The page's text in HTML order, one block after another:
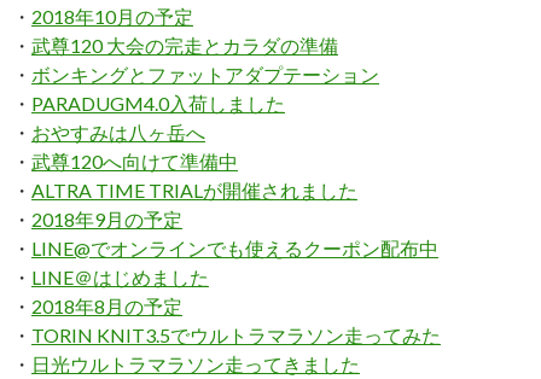
・ 2018年10月の予定
・ 武尊120 大会の完走とカラダの準備
・ ボンキングとファットアダプテーション
・ PARADUGM4.0入荷しました
・ おやすみは八ヶ岳へ
・ 武尊120へ向けて準備中
・ ALTRA TIME TRIALが開催されました
・ 2018年9月の予定
・ LINE@でオンラインでも使えるクーポン配布中
・ LINE＠はじめました
・ 2018年8月の予定
・ TORIN KNIT3.5でウルトラマラソン走ってみた
・ 日光ウルトラマラソン走ってきました